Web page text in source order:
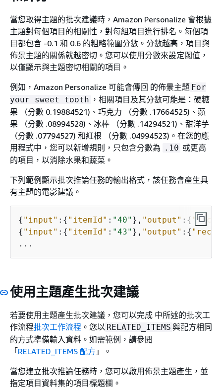
當您取得主題的批次建議時，Amazon Personalize 會根據
主題對每個項目的相關性，對每組項目進行排名。每個項
目都包含 -0.1 和 0.6 的粗略範圍分數。分數越高，項目與
佈景主題的關係就越密切。您可以使用分數來設定閾值，
以僅顯示與主題密切相關的項目。
例如，Amazon Personalize 可能會傳回 的佈景主題 For
your sweet tooth ，相關項目及其分數可能是：硬糖
果 （分數 0.19884521)、巧克力 （分數 .17664525)、蘋
果 （分數 .08994528)、冰棒 （分數 .14294521)、甜洋芋
（分數 .07794527) 和紅根 （分數 .04994523)。在您的應
用程式中，您可以新增規則，只包含分數為 .10 或更高
的項目，以消除水果和蔬菜。
下列範例顯示批次推論任務的輸出格式，該任務會產生具
有主題的電影建議。
{ "input" : { "itemId" : "40" }, "output" : {
{ "input" : { "itemId" : "43" }, "output" : {
使用主題產生批次建議
若要使用主題產生批次建議，您可以完成 中所述的批次工
作流程批次工作流程 。您以 RELATED_ITEMS 與配方相同
的方式準備輸入資料。如需範例，請參閱
「RELATED_ITEMS 配方 」。
當您建立批次推論任務時，您可以啟用佈景主題產生，並
指定項目資料集的項目標題欄。